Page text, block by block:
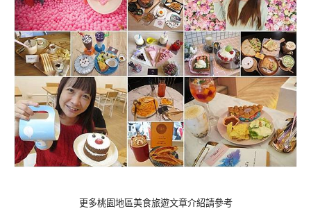
更多桃園地區美食旅遊文章介紹請參考